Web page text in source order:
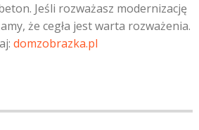
Jeśli rozważasz modernizację
że cegła jest warta rozważenia.
domzobrazka.pl